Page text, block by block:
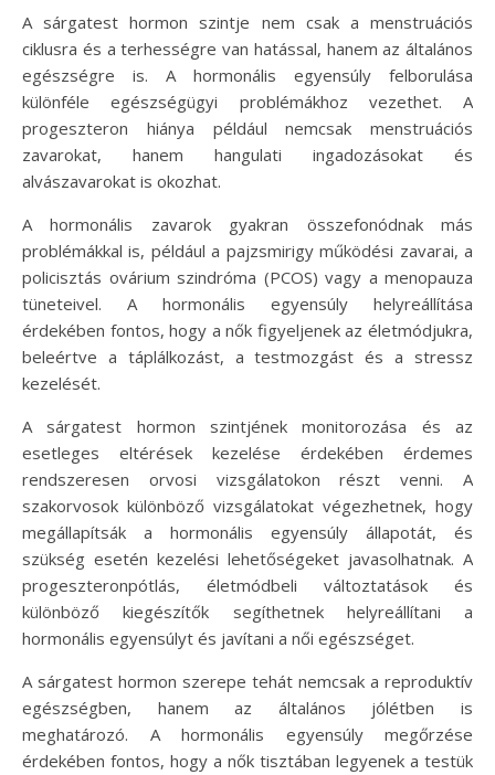
A sárgatest hormon szintje nem csak a menstruációs
ciklusra és a terhességre van hatással, hanem az általános
egészségre is. A hormonális egyensúly felborulása
különféle egészségügyi problémákhoz vezethet. A
progeszteron hiánya például nemcsak menstruációs
zavarokat, hanem hangulati ingadozásokat és
alvászavarokat is okozhat.
A hormonális zavarok gyakran összefonódnak más
problémákkal is, például a pajzsmirigy működési zavarai, a
policisztás ovárium szindróma (PCOS) vagy a menopauza
tüneteivel. A hormonális egyensúly helyreállítása
érdekében fontos, hogy a nők figyeljenek az életmódjukra,
beleértve a táplálkozást, a testmozgást és a stressz
kezelését.
A sárgatest hormon szintjének monitorozása és az
esetleges eltérések kezelése érdekében érdemes
rendszeresen orvosi vizsgálatokon részt venni. A
szakorvosok különböző vizsgálatokat végezhetnek, hogy
megállapítsák a hormonális egyensúly állapotát, és
szükség esetén kezelési lehetőségeket javasolhatnak. A
progeszteronpótlás, életmódbeli változtatások és
különböző kiegészítők segíthetnek helyreállítani a
hormonális egyensúlyt és javítani a női egészséget.
A sárgatest hormon szerepe tehát nemcsak a reproduktív
egészségben, hanem az általános jólétben is
meghatározó. A hormonális egyensúly megőrzése
érdekében fontos, hogy a nők tisztában legyenek a testük